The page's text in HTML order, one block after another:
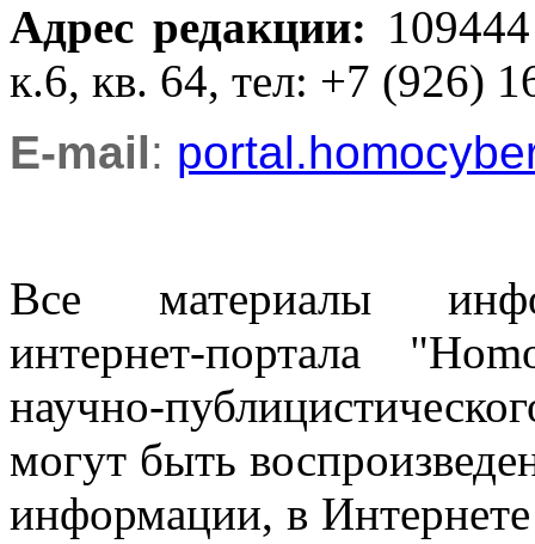
Адрес редакции:
к.6, кв. 64, тел: +7 (926)
E-mail:
Все материалы
интернет-портала
научно-
могут быть
информации, в